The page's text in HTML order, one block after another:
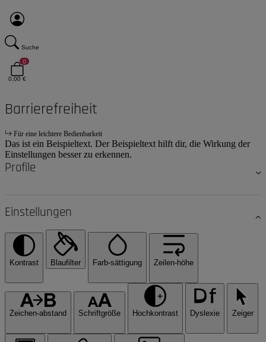
Suche
0
0,00 €
Barrierefreiheit
Für eine leichtere Bedienbarkeit
Das ist ein Beispieltext. Der Beispieltext hilft dir, die Wirkung der
Einstellungen besser zu erkennen.
Profile
Einstellungen
Kontrast Blaufilter Farb-sättigung Zeilen-höhe
Zeichen-abstand Schriftgröße Hochkontrast Dyslexie Zeiger